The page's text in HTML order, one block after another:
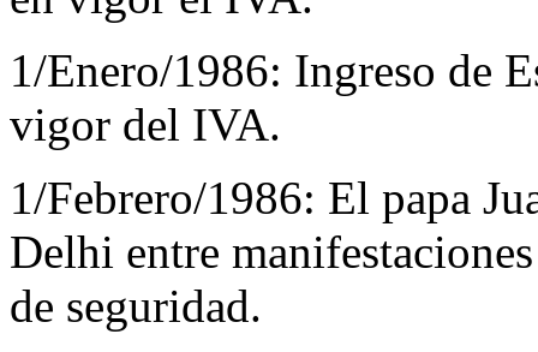
1/Enero/1986: Ingreso de
vigor del IVA.
1/Febrero/1986: El papa
Delhi entre
de seguridad.